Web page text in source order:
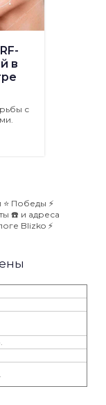
в
с
Победы ⚡️
☎️ и адреса
Blizko ⚡️